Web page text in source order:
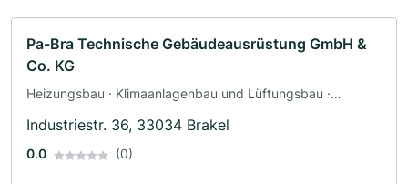
Pa-Bra Technische Gebäudeausrüstung GmbH &
Co. KG
Heizungsbau · Klimaanlagenbau und Lüftungsbau ·
Industriestr. 36, 33034 Brakel
0.0 (0)